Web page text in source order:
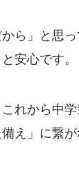
から」と思
安心です。
れから中
え」に繋が